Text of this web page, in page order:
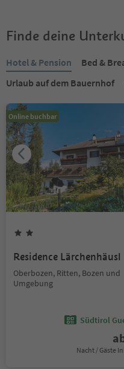
Finde deine
Hotel & Pension
Bed &
Urlaub auf dem Bauernhof
Online buchbar
Residence Lärchenhäusl
Oberbozen, Ritten, Bozen und
Umgebung
Südtirol
Nacht / Gäste